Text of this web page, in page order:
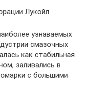
Лукойл
узнаваемых
смазочных
как стабильная
заливались в
с большими